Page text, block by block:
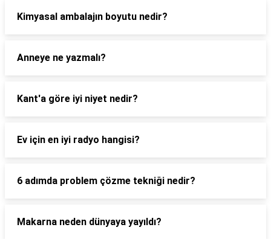
Kimyasal ambalajın boyutu nedir?
Anneye ne yazmalı?
Kant'a göre iyi niyet nedir?
Ev için en iyi radyo hangisi?
6 adımda problem çözme tekniği nedir?
Makarna neden dünyaya yayıldı?